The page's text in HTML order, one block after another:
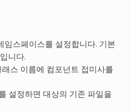
임스페이스를 설정합니다. 기본
입니다.
래스 이름에 컴포넌트 접미사를
설정하면 대상의 기존 파일을